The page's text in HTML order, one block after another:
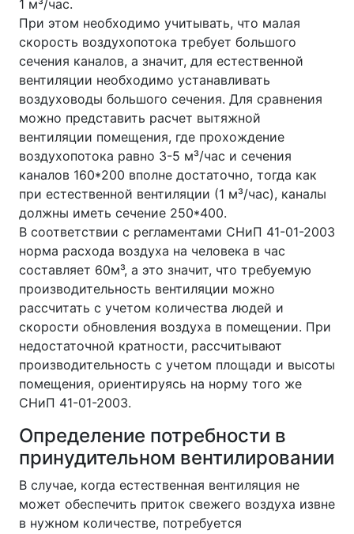
1 м³/час.
При этом необходимо учитывать, что малая
скорость воздухопотока требует большого
сечения каналов, а значит, для естественной
вентиляции необходимо устанавливать
воздуховоды большого сечения. Для сравнения
можно представить расчет вытяжной
вентиляции помещения, где прохождение
воздухопотока равно 3-5 м³/час и сечения
каналов 160*200 вполне достаточно, тогда как
при естественной вентиляции (1 м³/час), каналы
должны иметь сечение 250*400.
В соответствии с регламентами СНиП 41-01-2003
норма расхода воздуха на человека в час
составляет 60м³, а это значит, что требуемую
производительность вентиляции можно
рассчитать с учетом количества людей и
скорости обновления воздуха в помещении. При
недостаточной кратности, рассчитывают
производительность с учетом площади и высоты
помещения, ориентируясь на норму того же
СНиП 41-01-2003.
Определение потребности в
принудительном вентилировании
В случае, когда естественная вентиляция не
может обеспечить приток свежего воздуха извне
в нужном количестве, потребуется